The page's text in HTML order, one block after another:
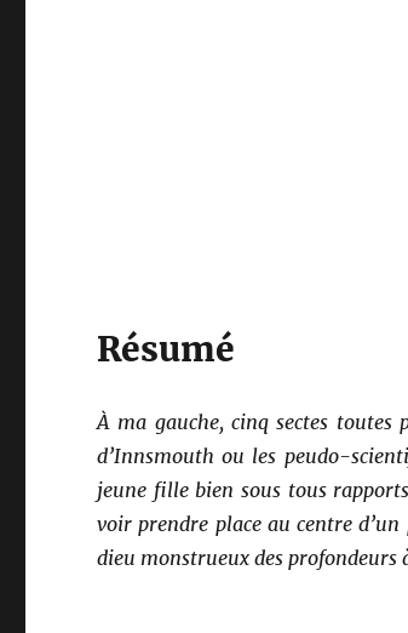
Résumé
À ma gauche, cinq sectes toutes
d’Innsmouth ou les peudo-
jeune fille bien sous tous
voir prendre place au centre
dieu monstrueux des profondeurs